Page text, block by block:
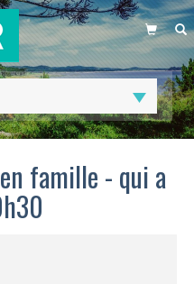
PANIER
famille - qui a